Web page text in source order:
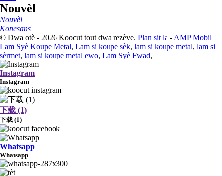
Nouvèl
Nouvèl
Konesans
© Dwa otè - 2026 Koocut tout dwa rezève. Plan sit la - AMP Mobil
Lam Syè Koupe Metal, Lam si koupe sèk, lam si koupe metal, lam si
sèrmet, lam si koupe metal ewo, Lam Syè Fwad,
Instagram
Instagram
下载 (1)
下载 (1)
Whatsapp
Whatsapp